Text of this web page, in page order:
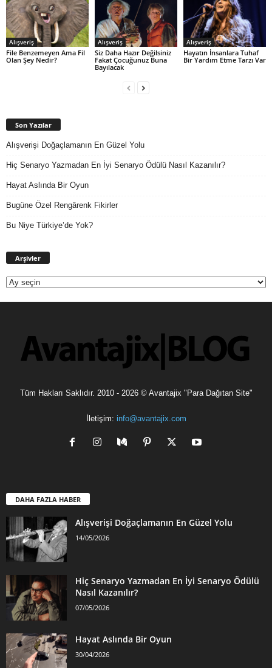
Alışveriş
File Benzemeyen Ama Fil
Olan Şey Nedir?
Alışveriş
Siz Daha Hazır Değilsiniz
Fakat Çocuğunuz Buna
Bayılacak
Alışveriş
Hayatın İnsanlara Tuhaf
Bir Yardım Etme Tarzı Var
Son Yazılar
Alışverişi Doğaçlamanın En Güzel Yolu
Hiç Senaryo Yazmadan En İyi Senaryo Ödülü Nasıl Kazanılır?
Hayat Aslında Bir Oyun
Bugüne Özel Rengârenk Fikirler
Bu Niye Türkiye’de Yok?
Arşivler
Tüm Hakları Saklıdır. 2010 - 2026 © Avantajix "Para Dağıtan Site"
İletişim: info@avantajix.com
DAHA FAZLA HABER
Alışverişi Doğaçlamanın En Güzel Yolu
14/05/2026
Hiç Senaryo Yazmadan En İyi Senaryo Ödülü
Nasıl Kazanılır?
07/05/2026
Hayat Aslında Bir Oyun
30/04/2026